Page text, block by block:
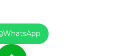
WhatsApp